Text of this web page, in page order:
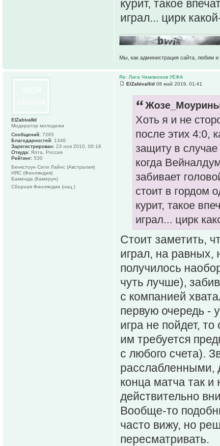
курит, такое
играл... цирк
Мы, как администрация сайта, любим
Re: Лига Чемпионов УЕФА
ElZabivallid 08 май 2019, 01:41
Хоть я и не
после этих 4:0,
защиту в
когда
забивает
стоит в гордом
курит, такое
играл... цирк
Стоит заметить,
играл, на равных,
получилось
чуть лучше),
с компанией
первую очередь -
игра не пойдет,
им требуется
с любого счета).
расслабленными,
конца матча так и
действительно
Вообще-то
часто вижу, но
пересматривать.
ElZabivallid
Модератор молодежи
Сообщений: 7265
Благодарностей: 1346
Зарегистрирован: 23 ноя 2010, 00:18
Откуда: Ялта, Россия
Рейтинг: 530
Бенкстоун Сити Лайнс (Австралия)
НЯС (Финляндия)
Баменда (Камерун)
Сборная Финляндии (нац.)